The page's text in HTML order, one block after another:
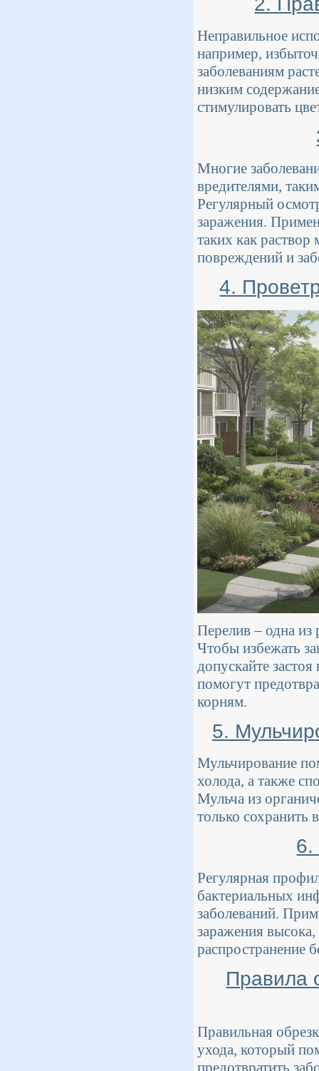
Неправильное
например,
заболеваниям
низким
стимулировать
Многие
вредителями,
Регулярный
заражения.
таких как
повреждений и
4.
Перелив – одна из
Чтобы избежать
допускайте
помогут
корням.
5.
Мульчирование
холода, а также
Мульча из
только сохранить
6.
Регулярная
бактериальных
заболеваний.
заражения
распространение
Правила
Правильная
ухода, который
предотвратить